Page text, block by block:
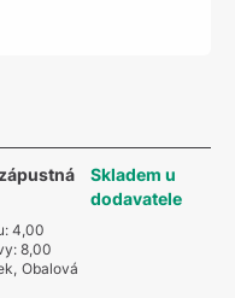
: 4,00
: 8,00
, Obalová
Skladem u
dodavatele